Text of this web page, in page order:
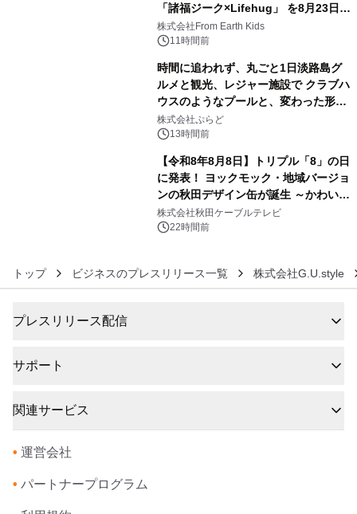
「諸福ジーク×Lifehug」 を8月23日
(日)開催
株式会社From Earth Kids
11時間前
時間に追われず、丸ごと1日淡路島グ
ルメと観光、レジャー施設で クラブハ
ウスのようなプールと、変わった形の
サウナも 「THE BOXY AWAJI」のお
得な素泊まり連泊プランで
株式会社ぷらど
13時間前
【令和8年8月8日】トリプル「8」の日
に発表！ ヨックモック・地域バージョ
ンの秋田デザイン缶が誕生 ～かわいい
秋田犬の子犬と秋田の四季と名所を巡
るパッケージ～ 9月1日(火)秋田県内で
株式会社秋田ケーブルテレビ
22時間前
トップ ビジネスのプレスリリース一覧 株式会社G.U.style
プレスリリース配信
サポート
関連サービス
• 運営会社
• パートナープログラム